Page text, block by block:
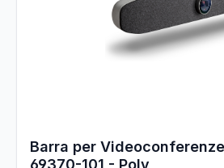
Barra per
69370-101 - Poly